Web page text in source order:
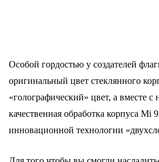
Особой гордостью у создателей
оригинальный цвет стеклянного
«голографический» цвет, а вместе
качественная обработка корпуса Mi
инновационной технологии